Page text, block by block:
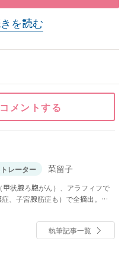
を読む
メントする
レーター 菜留子
甲状腺ろ胞がん）、アラフィフで
、子宮腺筋症も）で全摘出。現
母と暮らしている。
執筆記事一覧